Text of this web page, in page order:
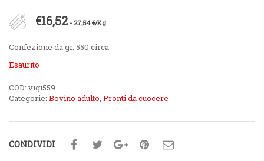
€16,52 - 27,54 €/Kg
Confezione da gr. 550 circa
Esaurito
COD: vigi559
Categorie: Bovino adulto, Pronti da cuocere
CONDIVIDI